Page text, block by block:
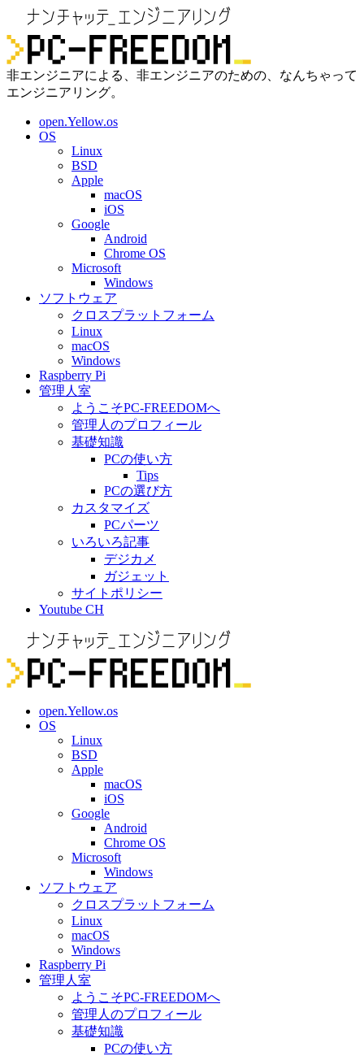
非エンジニアによる、非エンジニアのための、なんちゃって
エンジニアリング。
open.Yellow.os
OS
Linux
BSD
Apple
macOS
iOS
Google
Android
Chrome OS
Microsoft
Windows
ソフトウェア
クロスプラットフォーム
Linux
macOS
Windows
Raspberry Pi
管理人室
ようこそPC-FREEDOMへ
管理人のプロフィール
基礎知識
PCの使い方
Tips
PCの選び方
カスタマイズ
PCパーツ
いろいろ記事
デジカメ
ガジェット
サイトポリシー
Youtube CH
open.Yellow.os
OS
Linux
BSD
Apple
macOS
iOS
Google
Android
Chrome OS
Microsoft
Windows
ソフトウェア
クロスプラットフォーム
Linux
macOS
Windows
Raspberry Pi
管理人室
ようこそPC-FREEDOMへ
管理人のプロフィール
基礎知識
PCの使い方